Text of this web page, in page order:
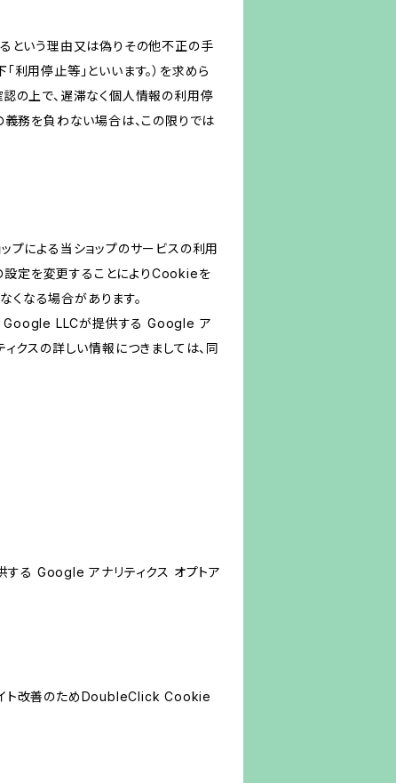
という理由又は偽りその他不正の手
用停止等」といいます。）を求めら
の上で、遅滞なく個人情報の利用停
義務を負わない場合は、この限りでは
プによる当ショップのサービスの利用
設定を変更することによりCookieを
くなる場合があります。
に Google LLCが提供する Google ア
クスの詳しい情報につきましては、同
る Google アナリティクス オプトア
イト改善のためDoubleClick Cookie